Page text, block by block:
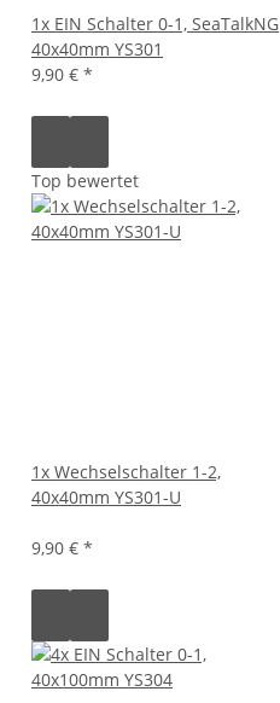
1x EIN Schalter 0-1, SeaTalkNG
40x40mm YS301
9,90 € *
Top bewertet
1x Wechselschalter 1-2,
40x40mm YS301-U
9,90 € *